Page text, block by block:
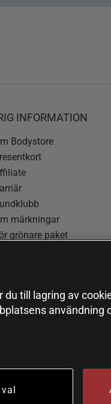
INFORMATION
Bodystore
märkningar
grönare paket
till lagring av
användning